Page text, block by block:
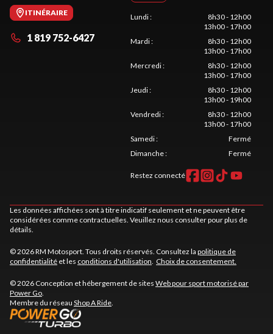
ITINÉRAIRE
1 819 752-6427
Lundi:
8h30 - 12h00
13h00 - 17h00
Mardi:
8h30 - 12h00
13h00 - 17h00
Mercredi:
8h30 - 12h00
13h00 - 17h00
Jeudi:
8h30 - 12h00
13h00 - 19h00
Vendredi:
8h30 - 12h00
13h00 - 17h00
Samedi:
Fermé
Dimanche: Fermé
Restez connecté
Les données affichées sont à titre indicatif seulement et ne peuvent être
considérées comme contractuelles. Veuillez nous consulter pour plus de
détails.
© 2026 RM Motosport. Tous droits réservés. Consultez la politique de
confidentialité et les conditions d'utilisation. Choix de consentement.
© 2026 Conception et hébergement de sites Web pour sport motorisé par
Power Go.
Membre du réseau Shop A Ride.